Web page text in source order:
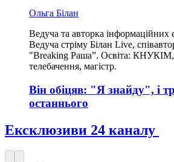
Ольга Білан
Ведуча та авторка інформаційних
Ведуча стріму Білан Live,
"Breaking Раша”. Освіта: КНУКІМ,
телебачення, магістр.
Він обіцяв: "Я знайду", і
останнього
Ексклюзиви 24 каналу